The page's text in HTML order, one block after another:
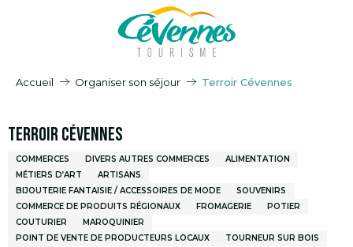
Accueil Organiser son séjour Terroir Cévennes
Terroir Cévennes
COMMERCES DIVERS AUTRES COMMERCES
ALIMENTATION
MÉTIERS D’ART
ARTISANS
BIJOUTERIE FANTAISIE / ACCESSOIRES DE MODE
SOUVENIRS
COMMERCE DE PRODUITS RÉGIONAUX
FROMAGERIE
POTIER
COUTURIER
MAROQUINIER
POINT DE VENTE DE PRODUCTEURS LOCAUX
TOURNEUR SUR BOIS